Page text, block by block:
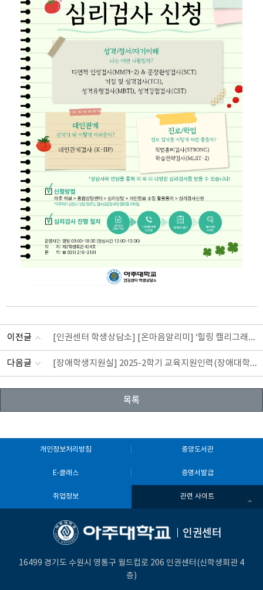
이전글 [인권센터 학생상담소] [온마음알리미] ‘힐링 캘리그래피 테라피’ 참가 신청 안내_수원시청년지원센터
다음글 [장애학생지원실] 2025-2학기 교육지원인력(장애대학생 봉사유형) 모집_4차(~8.24)
목록
개인정보처리방침 중앙도서관
E-클래스 증명서발급
취업정보 관련 사이트
인권센터
16499 경기도 수원시 영통구 월드컵로 206 인권센터(신학생회관 4
층)